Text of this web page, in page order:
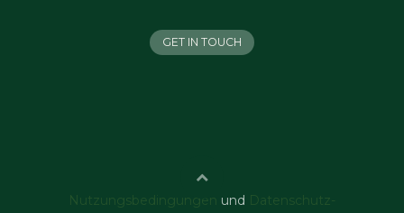
GET IN TOUCH
Nutzungsbedingungen und
Datenschutz-